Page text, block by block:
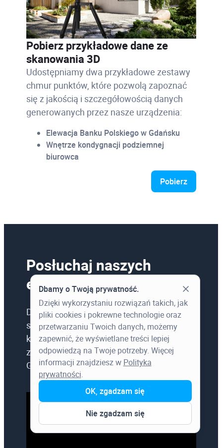
Pobierz przykładowe dane ze
skanowania 3D
Udostępniamy dwa przykładowe zestawy
chmur punktów, które pozwolą zapoznać
się z jakością i szczegółowością danych
generowanych przez nasze urządzenia:
Elewacja Banku Polskiego w Gdańsku
Wnętrze kondygnacji podziemnej
biurowca
Pobierz
Posłuchaj naszych
ekspertów
Dowiedz się do czego wykorzystać
skanning 3D oraz jak dobrać urządzenie do
konkretnego typu projektów –
zaprezentujemy urządzenia firmy Leica
Geosystems: RTC360, BLK360, BLK2GO. ➡️
Dbamy o Twoją prywatność.
Dzięki wykorzystaniu rozwiązań takich, jak
pliki cookies i pokrewne technologie oraz
przetwarzaniu Twoich danych, możemy
zapewnić, że wyświetlane treści lepiej
odpowiedzą na Twoje potrzeby. Więcej
informacji znajdziesz w Polityka
prywatności.
Nie zgadzam się
OK, zgadzam się